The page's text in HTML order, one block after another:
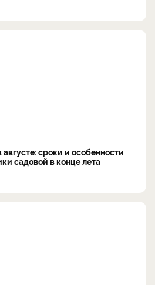
сроки и особенности
садовой в конце лета